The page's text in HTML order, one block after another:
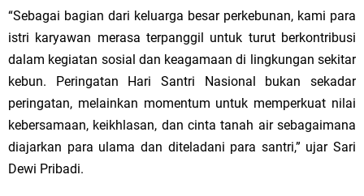
“Sebagai bagian dari keluarga besar perkebunan, kami para
istri karyawan merasa terpanggil untuk turut berkontribusi
dalam kegiatan sosial dan keagamaan di lingkungan sekitar
kebun. Peringatan Hari Santri Nasional bukan sekadar
peringatan, melainkan momentum untuk memperkuat nilai
kebersamaan, keikhlasan, dan cinta tanah air sebagaimana
diajarkan para ulama dan diteladani para santri,” ujar Sari
Dewi Pribadi.